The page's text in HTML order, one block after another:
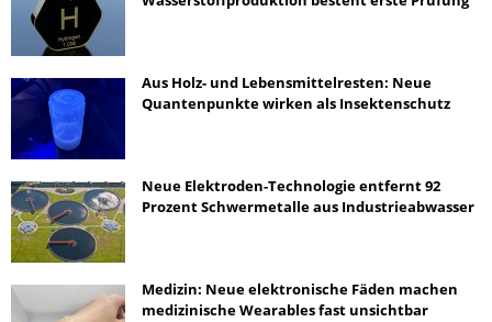
Aus Holz- und Lebensmittelresten: Neue
Quantenpunkte wirken als Insektenschutz
Neue Elektroden-Technologie entfernt 92
Prozent Schwermetalle aus Industrieabwasser
Medizin: Neue elektronische Fäden machen
medizinische Wearables fast unsichtbar